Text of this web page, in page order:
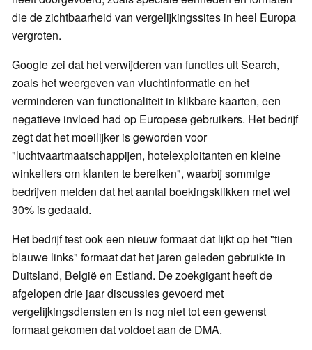
die de zichtbaarheid van vergelijkingssites in heel Europa
vergroten.
Google zei dat het verwijderen van functies uit Search,
zoals het weergeven van vluchtinformatie en het
verminderen van functionaliteit in klikbare kaarten, een
negatieve invloed had op Europese gebruikers. Het bedrijf
zegt dat het moeilijker is geworden voor
"luchtvaartmaatschappijen, hotelexploitanten en kleine
winkeliers om klanten te bereiken", waarbij sommige
bedrijven melden dat het aantal boekingsklikken met wel
30% is gedaald.
Het bedrijf test ook een nieuw formaat dat lijkt op het "tien
blauwe links" formaat dat het jaren geleden gebruikte in
Duitsland, België en Estland. De zoekgigant heeft de
afgelopen drie jaar discussies gevoerd met
vergelijkingsdiensten en is nog niet tot een gewenst
formaat gekomen dat voldoet aan de DMA.